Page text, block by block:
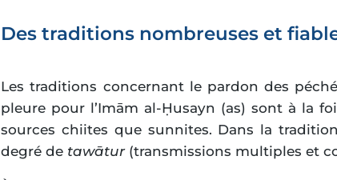
Des traditions nombreuses et
Les traditions concernant le pardon des
pleure pour l’Imām al-Ḥusayn (as) sont à la
sources chiites que sunnites. Dans la
degré de tawātur(transmissions multiples et